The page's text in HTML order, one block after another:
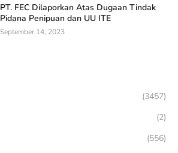
PT. FEC Dilaporkan Atas Dugaan Tindak
Pidana Penipuan dan UU ITE
September 14, 2023
(3457)
(2)
(556)